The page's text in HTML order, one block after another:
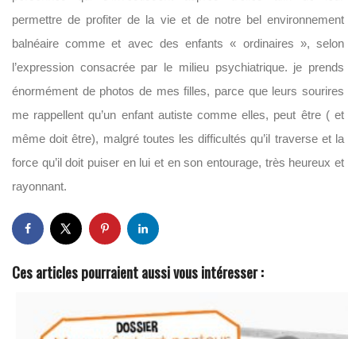
permettre de profiter de la vie et de notre bel environnement
balnéaire comme et avec des enfants « ordinaires », selon
l’expression consacrée par le milieu psychiatrique. je prends
énormément de photos de mes filles, parce que leurs sourires
me rappellent qu’un enfant autiste comme elles, peut être ( et
même doit être), malgré toutes les difficultés qu’il traverse et la
force qu’il doit puiser en lui et en son entourage, très heureux et
rayonnant.
Ces articles pourraient aussi vous intéresser :